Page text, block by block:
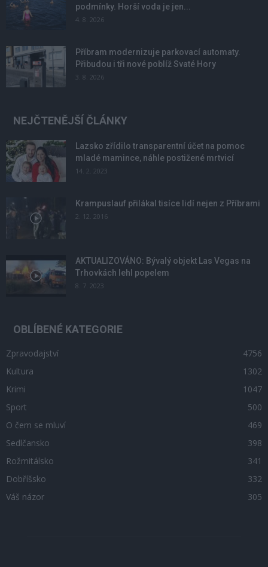
podmínky. Horší voda je jen...
4. 8. 2026
Příbram modernizuje parkovací automaty.
Přibudou i tři nové poblíž Svaté Hory
3. 8. 2026
NEJČTENĚJŠÍ ČLÁNKY
Lazsko zřídilo transparentní účet na pomoc
mladé mamince, náhle postižené mrtvicí
14. 2. 2023
Krampuslauf přilákal tisíce lidí nejen z Příbrami
2. 12. 2016
AKTUALIZOVÁNO: Bývalý objekt Las Vegas na
Trhovkách lehl popelem
8. 7. 2023
OBLÍBENÉ KATEGORIE
Zpravodajství
4756
Kultura
1302
Krimi
1047
Sport
500
O čem se mluví
469
Sedlčansko
398
Rožmitálsko
341
Dobříšsko
332
Váš názor
305